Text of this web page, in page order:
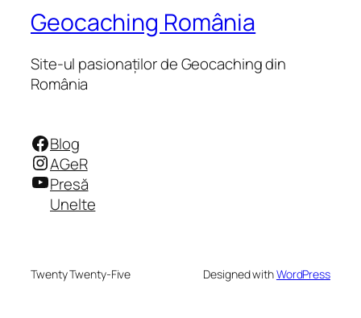
Geocaching România
Site-ul pasionaților de Geocaching din
România
Facebook
Instagram
YouTube
Blog
AGeR
Presă
Unelte
Twenty Twenty-Five Designed withWordPress